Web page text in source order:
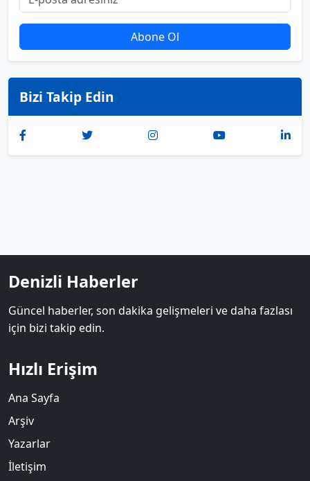
Abone Ol
Bizi Takip Edin
Denizli Haberler
Güncel haberler, son dakika gelişmeleri ve daha fazlası
için bizi takip edin.
Hızlı Erişim
Ana Sayfa
Arşiv
Yazarlar
İletişim